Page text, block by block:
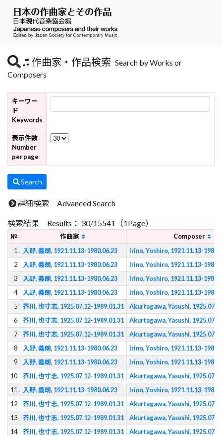
作曲家・作品検索 Search by Works or
Composers
キーワー
ド
Keywords
表示件数
Number
per page
Search
詳細検索 Advanced Search
検索結果 Results： 30/15541（1Page）
№ 作曲家
Composer
1
入野, 義朗, 1921.11.13-1980.06.23
Irino, Yoshiro, 1921.11.13-
2
入野, 義朗, 1921.11.13-1980.06.23
Irino, Yoshiro, 1921.11.13-
3
入野, 義朗, 1921.11.13-1980.06.23
Irino, Yoshiro, 1921.11.13-
4
入野, 義朗, 1921.11.13-1980.06.23
Irino, Yoshiro, 1921.11.13-
5
芥川, 也寸志, 1925.07.12-1989.01.31
Akurtagawa, Yasushi,
6
芥川, 也寸志, 1925.07.12-1989.01.31
Akurtagawa, Yasushi,
7
芥川, 也寸志, 1925.07.12-1989.01.31
Akurtagawa, Yasushi,
8
入野, 義朗, 1921.11.13-1980.06.23
Irino, Yoshiro, 1921.11.13-
9
入野, 義朗, 1921.11.13-1980.06.23
Irino, Yoshiro, 1921.11.13-
10
芥川, 也寸志, 1925.07.12-1989.01.31
Akurtagawa, Yasushi,
11
入野, 義朗, 1921.11.13-1980.06.23
Irino, Yoshiro, 1921.11.13-
12
芥川, 也寸志, 1925.07.12-1989.01.31
Akurtagawa, Yasushi,
13
芥川, 也寸志, 1925.07.12-1989.01.31
Akurtagawa, Yasushi,
14
芥川, 也寸志, 1925.07.12-1989.01.31
Akurtagawa, Yasushi,